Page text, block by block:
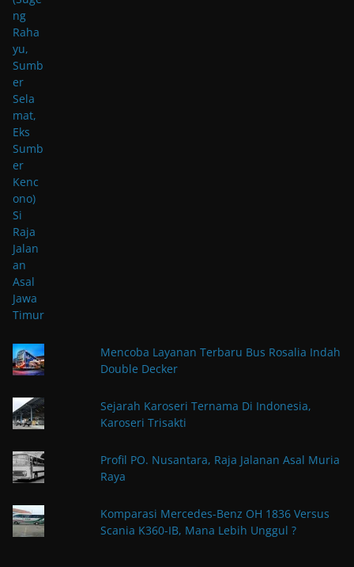
Mencoba Layanan Terbaru Bus Rosalia Indah
Double Decker
Sejarah Karoseri Ternama Di Indonesia,
Karoseri Trisakti
Profil PO. Nusantara, Raja Jalanan Asal Muria
Raya
Komparasi Mercedes-Benz OH 1836 Versus
Scania K360-IB, Mana Lebih Unggul ?